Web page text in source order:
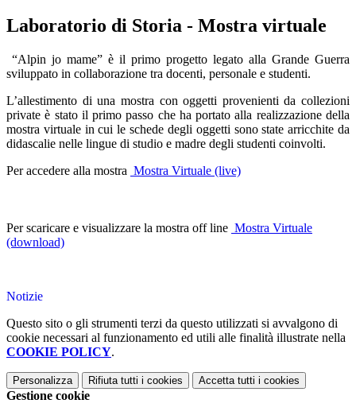
Laboratorio di Storia - Mostra virtuale
“Alpin jo mame” è il primo progetto legato alla Grande Guerra
sviluppato in collaborazione tra docenti, personale e studenti.
L’allestimento di una mostra con oggetti provenienti da collezioni
private è stato il primo passo che ha portato alla realizzazione della
mostra virtuale in cui le schede degli oggetti sono state arricchite da
didascalie nelle lingue di studio e madre degli studenti coinvolti.
Per accedere alla mostra Mostra Virtuale (live)
Per scaricare e visualizzare la mostra off line Mostra Virtuale
(download)
Notizie
Questo sito o gli strumenti terzi da questo utilizzati si avvalgono di
cookie necessari al funzionamento ed utili alle finalità illustrate nella
COOKIE POLICY.
Personalizza Rifiuta tutti i cookies Accetta tutti i cookies
Gestione cookie